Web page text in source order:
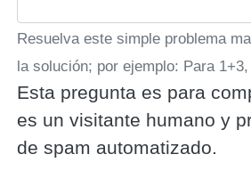
Resuelva este simple problema
la solución; por ejemplo: Para
Esta pregunta es para
es un visitante humano y
de spam automatizado.